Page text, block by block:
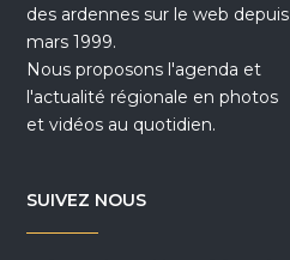
des ardennes sur le web depuis
mars 1999.
Nous proposons l'agenda et
l'actualité régionale en photos
et vidéos au quotidien.
SUIVEZ NOUS